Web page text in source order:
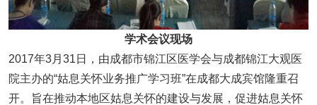
学术会议现场
2017年3月31日，由成都市锦江区医学会与成都锦江大观医
院主办的“姑息关怀业务推广学习班”在成都大成宾馆隆重召
开。旨在推动本地区姑息关怀的建设与发展，促进姑息关怀